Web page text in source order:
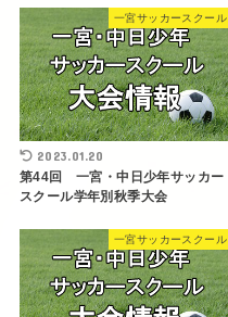
一宮サッカースクール
2023.01.20
第44回 一宮・中日少年サッカー
スクール学年別秋季大会
一宮サッカースクール